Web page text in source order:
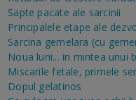
Sapte pacate ale sarcinii
Principalele etape ale
Sarcina gemelara (cu
Noua luni... in mintea unui
Miscarile fetale, primele
Dopul gelatinos